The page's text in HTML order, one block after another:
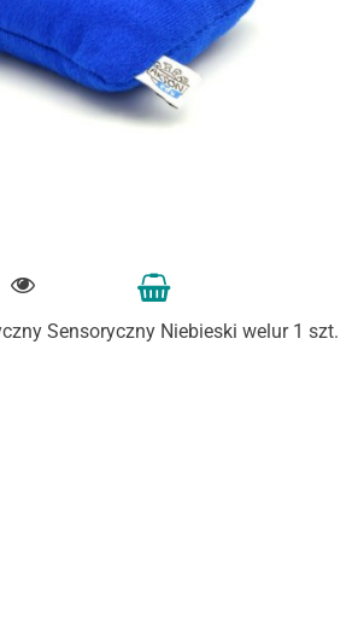
Sensoryczny Niebieski welur 1 szt.